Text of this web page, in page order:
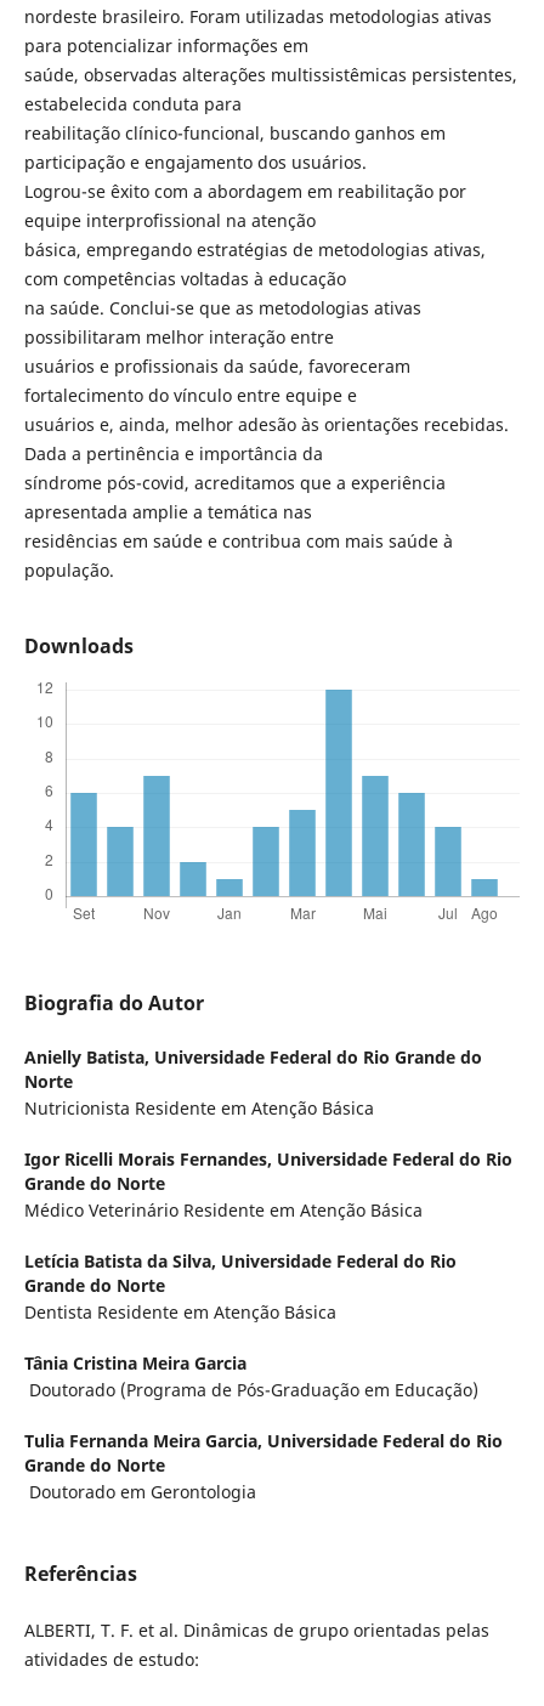
nordeste brasileiro. Foram utilizadas metodologias ativas
para potencializar informações em
saúde, observadas alterações multissistêmicas persistentes,
estabelecida conduta para
reabilitação clínico-funcional, buscando ganhos em
participação e engajamento dos usuários.
Logrou-se êxito com a abordagem em reabilitação por
equipe interprofissional na atenção
básica, empregando estratégias de metodologias ativas,
com competências voltadas à educação
na saúde. Conclui-se que as metodologias ativas
possibilitaram melhor interação entre
usuários e profissionais da saúde, favoreceram
fortalecimento do vínculo entre equipe e
usuários e, ainda, melhor adesão às orientações recebidas.
Dada a pertinência e importância da
síndrome pós-covid, acreditamos que a experiência
apresentada amplie a temática nas
residências em saúde e contribua com mais saúde à
população.
Downloads
Biografia do Autor
Anielly Batista, Universidade Federal do Rio Grande do
Norte
Nutricionista Residente em Atenção Básica
Igor Ricelli Morais Fernandes, Universidade Federal do Rio
Grande do Norte
Médico Veterinário Residente em Atenção Básica
Letícia Batista da Silva, Universidade Federal do Rio
Grande do Norte
Dentista Residente em Atenção Básica
Tânia Cristina Meira Garcia
Doutorado (Programa de Pós-Graduação em Educação)
Tulia Fernanda Meira Garcia, Universidade Federal do Rio
Grande do Norte
Doutorado em Gerontologia
Referências
ALBERTI, T. F. et al. Dinâmicas de grupo orientadas pelas
atividades de estudo: